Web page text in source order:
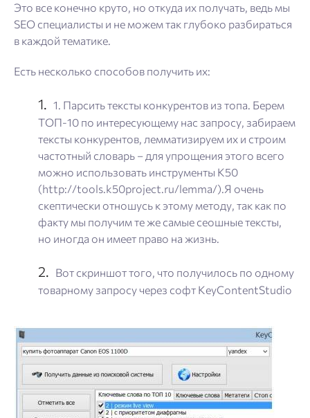
Это все конечно круто, но откуда их получать, ведь мы
SEO специалисты и не можем так глубоко разбираться
в каждой тематике.
Есть несколько способов получить их:
1. Парсить тексты конкурентов из топа. Берем
ТОП-10 по интересующему нас запросу, забираем
тексты конкурентов, лемматизируем их и строим
частотный словарь – для упрощения этого всего
можно использовать инструменты K50
(http://tools.k50project.ru/lemma/).Я очень
скептически отношусь к этому методу, так как по
факту мы получим те же самые сеошные тексты,
но иногда он имеет право на жизнь.
Вот скриншот того, что получилось по одному
товарному запросу через софт KeyContentStudio